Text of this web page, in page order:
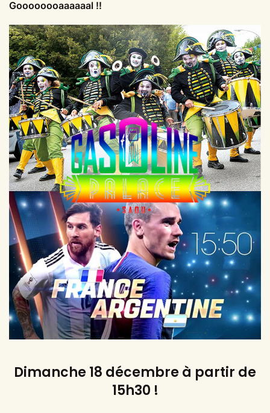
Goooooooaaaaaal !!
Dimanche 18 décembre à partir de
15h30 !